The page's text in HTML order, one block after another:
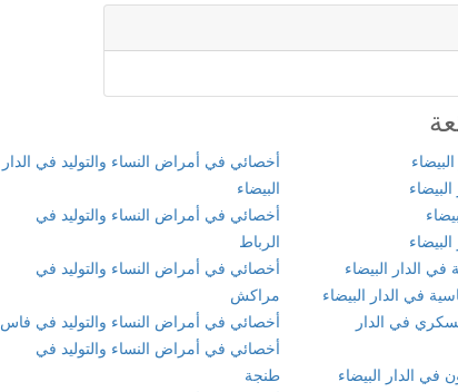
الدار البيضاء
في الدار البيضاء
في الدار
الدار البيضاء
أخصائي في أمراض النساء والتوليد في الدار
البيضاء
أخصائي في أمراض النساء والتوليد في
الرباط
أخصائي في أمراض النساء والتوليد في
مراكش
أخصائي في أمراض النساء والتوليد في فاس
أخصائي في أمراض النساء والتوليد في
طنجة